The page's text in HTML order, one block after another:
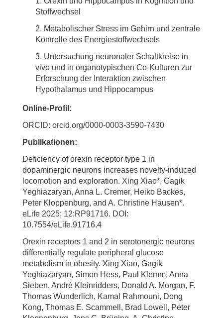
Stoffwechsel
Metabolischer Stress im Gehirn und zentrale
Kontrolle des Energiestoffwechsels
Untersuchung neuronaler Schaltkreise in
vivo und in organotypischen Co-Kulturen zur
Erforschung der Interaktion zwischen
Hypothalamus und Hippocampus
Online-Profil:
ORCID: orcid.org/0000-0003-3590-7430
Publikationen:
Deficiency of orexin receptor type 1 in
dopaminergic neurons increases novelty-induced
locomotion and exploration. Xing Xiao*, Gagik
Yeghiazaryan, Anna L. Cremer, Heiko Backes,
Peter Kloppenburg, and A. Christine Hausen*.
eLife 2025; 12:RP91716. DOI:
10.7554/eLife.91716.4
Orexin receptors 1 and 2 in serotonergic neurons
differentially regulate peripheral glucose
metabolism in obesity. Xing Xiao, Gagik
Yeghiazaryan, Simon Hess, Paul Klemm, Anna
Sieben, André Kleinridders, Donald A. Morgan, F.
Thomas Wunderlich, Kamal Rahmouni, Dong
Kong, Thomas E. Scammell, Brad Lowell, Peter